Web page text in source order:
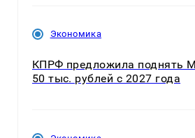
Экономика
КПРФ предложила поднять
50 тыс. рублей с 2027 года